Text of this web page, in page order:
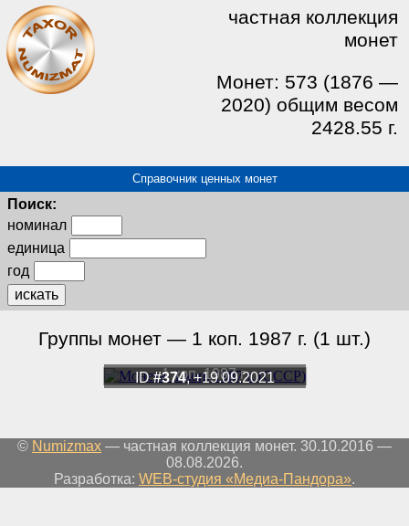
частная коллекция
монет
Монет: 573 (1876 —
2020) общим весом
2428.55 г.
Справочник ценных монет
Поиск:
номинал
единица
год
искать
Группы монет — 1 коп. 1987 г. (1 шт.)
1 коп. 1987 г.
ID#374, +19.09.2021
© Numizmax — частная коллекция монет. 30.10.2016 —
08.08.2026.
Разработка: WEB-студия «Медиа-Пандора».